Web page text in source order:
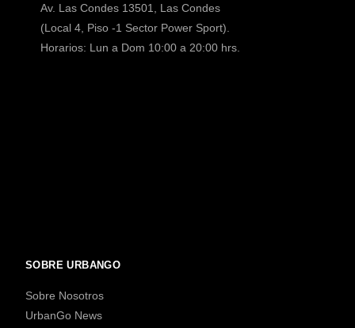
Av. Las Condes 13501, Las Condes
(Local 4, Piso -1 Sector Power Sport).
Horarios: Lun a Dom 10:00 a 20:00 hrs.
SOBRE URBANGO
Sobre Nosotros
UrbanGo News